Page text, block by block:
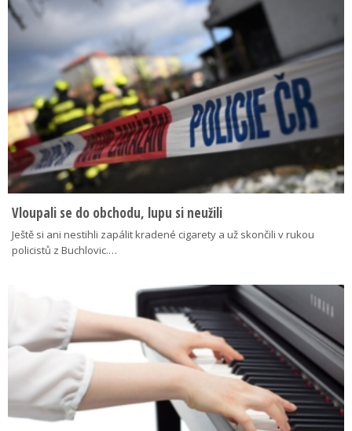
Vloupali se do obchodu, lupu si neužili
Ještě si ani nestihli zapálit kradené cigarety a už skončili v rukou
policistů z Buchlovic.…